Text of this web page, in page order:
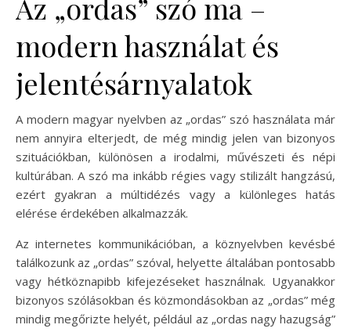
Az „ordas” szó ma –
modern használat és
jelentésárnyalatok
A modern magyar nyelvben az „ordas” szó használata már
nem annyira elterjedt, de még mindig jelen van bizonyos
szituációkban, különösen a irodalmi, művészeti és népi
kultúrában. A szó ma inkább régies vagy stilizált hangzású,
ezért gyakran a múltidézés vagy a különleges hatás
elérése érdekében alkalmazzák.
Az internetes kommunikációban, a köznyelvben kevésbé
találkozunk az „ordas” szóval, helyette általában pontosabb
vagy hétköznapibb kifejezéseket használnak. Ugyanakkor
bizonyos szólásokban és közmondásokban az „ordas” még
mindig megőrizte helyét, például az „ordas nagy hazugság”